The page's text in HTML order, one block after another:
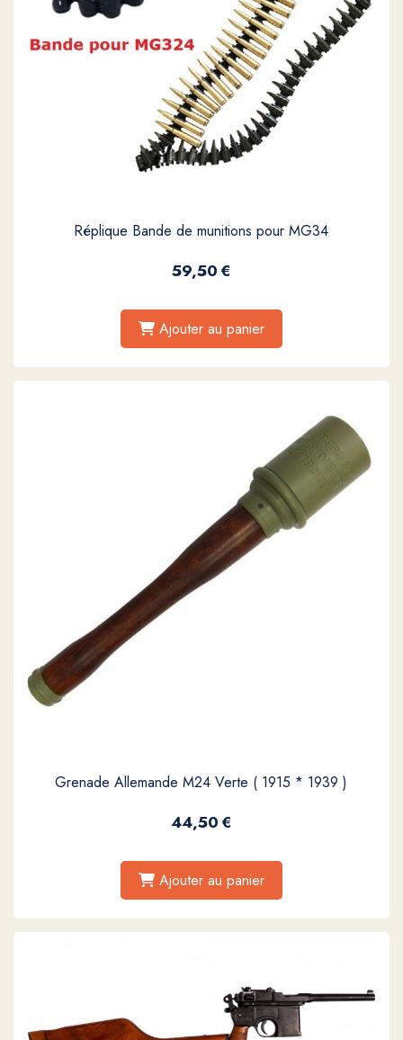
Réplique Bande de munitions pour MG34
59,50€
Ajouter au panier
Grenade Allemande M24 Verte ( 1915 * 1939 )
44,50€
Ajouter au panier